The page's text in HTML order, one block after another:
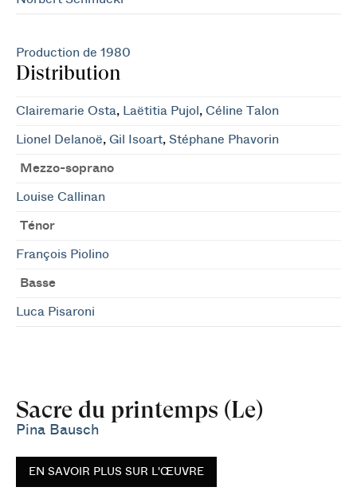
Production de 1980
Distribution
Clairemarie Osta, Laëtitia Pujol , Céline Talon
Lionel Delanoë, Gil Isoart, Stéphane Phavorin
Mezzo-soprano
Louise Callinan
Ténor
François Piolino
Basse
Luca Pisaroni
Sacre du printemps (Le)
Pina Bausch
EN SAVOIR PLUS SUR L'ŒUVRE